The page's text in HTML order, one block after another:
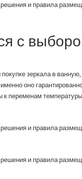
с
зеркала в
оно
к переменам